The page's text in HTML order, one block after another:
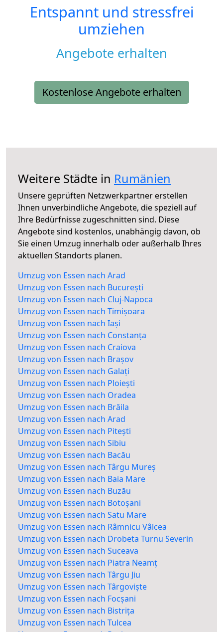
Entspannt und stressfrei
umziehen
Angebote erhalten
Kostenlose Angebote erhalten
Weitere Städte in Rumänien
Unsere geprüften Netzwerkpartner erstellen
Ihnen unverbindliche Angebote, die speziell auf
Ihre Bedürfnisse zugeschnitten sind. Diese
Angebote sind kostenlos, unabhängig davon, ob
Sie einen Umzug innerhalb oder außerhalb Ihres
aktuellen Standorts planen.
Umzug von Essen nach Arad
Umzug von Essen nach București
Umzug von Essen nach Cluj-Napoca
Umzug von Essen nach Timișoara
Umzug von Essen nach Iași
Umzug von Essen nach Constanța
Umzug von Essen nach Craiova
Umzug von Essen nach Brașov
Umzug von Essen nach Galați
Umzug von Essen nach Ploiești
Umzug von Essen nach Oradea
Umzug von Essen nach Brăila
Umzug von Essen nach Arad
Umzug von Essen nach Pitești
Umzug von Essen nach Sibiu
Umzug von Essen nach Bacău
Umzug von Essen nach Târgu Mureș
Umzug von Essen nach Baia Mare
Umzug von Essen nach Buzău
Umzug von Essen nach Botoșani
Umzug von Essen nach Satu Mare
Umzug von Essen nach Râmnicu Vâlcea
Umzug von Essen nach Drobeta Turnu Severin
Umzug von Essen nach Suceava
Umzug von Essen nach Piatra Neamț
Umzug von Essen nach Târgu Jiu
Umzug von Essen nach Târgoviște
Umzug von Essen nach Focșani
Umzug von Essen nach Bistrița
Umzug von Essen nach Tulcea